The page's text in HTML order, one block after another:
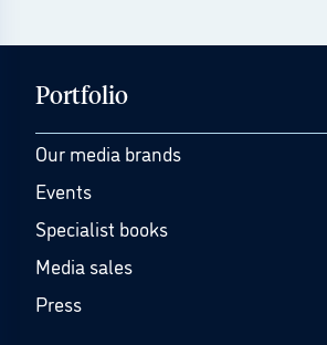
Portfolio
Our media brands
Events
Specialist books
Media sales
Press